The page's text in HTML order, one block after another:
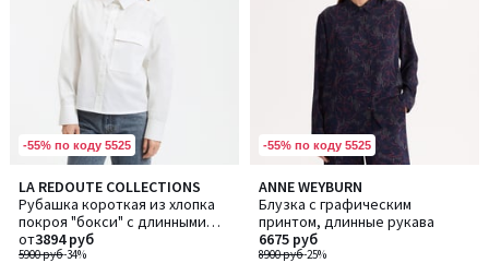
-55% по коду 5525
LA REDOUTE COLLECTIONS
Рубашка короткая из хлопка
покроя "бокси" с длинными
рукавами
5900 руб-34%
от3894 руб
-55% по коду 5525
ANNE WEYBURN
Блузка с графическим
принтом, длинные рукава
8900 руб-25%
6675 руб